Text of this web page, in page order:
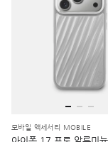
모바일 액세서리 MOBILE